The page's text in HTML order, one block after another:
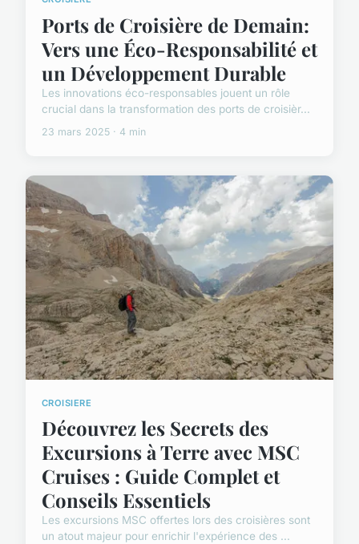
Ports de Croisière de Demain:
Vers une Éco-Responsabilité et
un Développement Durable
Les innovations éco-responsables jouent un rôle
crucial dans la transformation des ports de croisièr...
23 mars 2025 · 4 min
CROISIERE
Découvrez les Secrets des
Excursions à Terre avec MSC
Cruises : Guide Complet et
Conseils Essentiels
Les excursions MSC offertes lors des croisières sont
un atout majeur pour enrichir l'expérience des ...